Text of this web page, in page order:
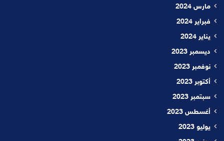
مارس 2024
فبراير 2024
يناير 2024
ديسمبر 2023
نوفمبر 2023
أكتوبر 2023
سبتمبر 2023
أغسطس 2023
يوليو 2023